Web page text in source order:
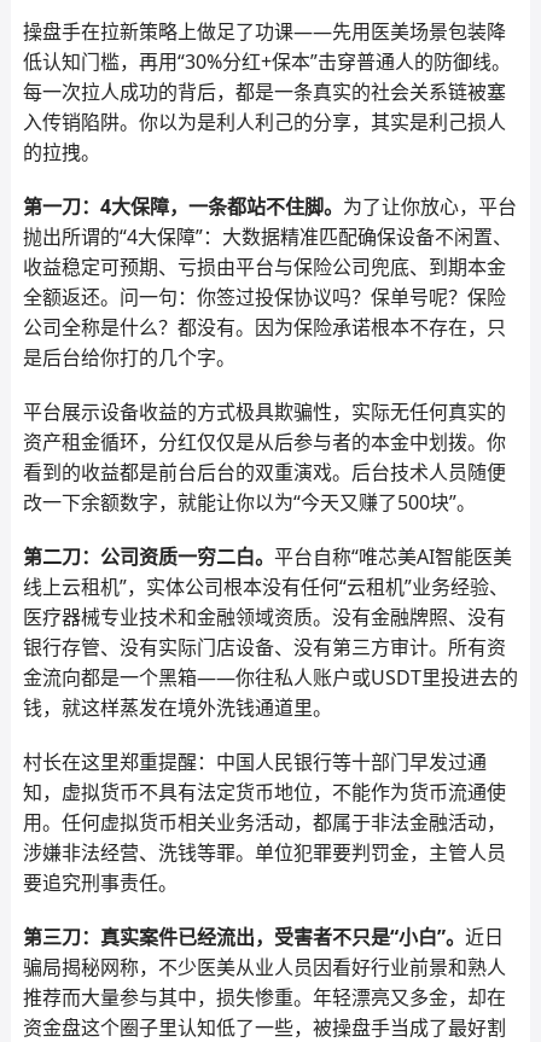
操盘手在拉新策略上做足了功课——先用医美场景包装降
低认知门槛，再用“30%分红+保本”击穿普通人的防御线。
每一次拉人成功的背后，都是一条真实的社会关系链被塞
入传销陷阱。你以为是利人利己的分享，其实是利己损人
的拉拽。
第一刀：4大保障，一条都站不住脚。 为了让你放心，平台
抛出所谓的“4大保障”：大数据精准匹配确保设备不闲置、
收益稳定可预期、亏损由平台与保险公司兜底、到期本金
全额返还。问一句：你签过投保协议吗？保单号呢？保险
公司全称是什么？都没有。因为保险承诺根本不存在，只
是后台给你打的几个字。
平台展示设备收益的方式极具欺骗性，实际无任何真实的
资产租金循环，分红仅仅是从后参与者的本金中划拨。你
看到的收益都是前台后台的双重演戏。后台技术人员随便
改一下余额数字，就能让你以为“今天又赚了500块”。
第二刀：公司资质一穷二白。 平台自称“唯芯美AI智能医美
线上云租机”，实体公司根本没有任何“云租机”业务经验、
医疗器械专业技术和金融领域资质。没有金融牌照、没有
银行存管、没有实际门店设备、没有第三方审计。所有资
金流向都是一个黑箱——你往私人账户或USDT里投进去的
钱，就这样蒸发在境外洗钱通道里。
村长在这里郑重提醒：中国人民银行等十部门早发过通
知，虚拟货币不具有法定货币地位，不能作为货币流通使
用。任何虚拟货币相关业务活动，都属于非法金融活动，
涉嫌非法经营、洗钱等罪。单位犯罪要判罚金，主管人员
要追究刑事责任。
第三刀：真实案件已经流出，受害者不只是“小白”。 近日
骗局揭秘网称，不少医美从业人员因看好行业前景和熟人
推荐而大量参与其中，损失惨重。年轻漂亮又多金，却在
资金盘这个圈子里认知低了一些，被操盘手当成了最好割